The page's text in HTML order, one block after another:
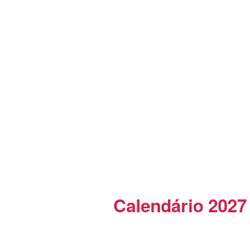
Calendário 2027